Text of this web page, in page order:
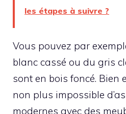
les étapes à suivre ?
Vous pouvez par
blanc cassé ou du gris
sont en bois foncé. Bien
non plus impossible
modernes avec des